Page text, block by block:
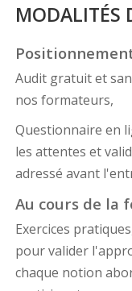
MODALITÉS
Audit gratuit et
nos formateurs,
Questionnaire en
les attentes et
adressé avant
Au cours de la
Exercices
pour valider
chaque notion